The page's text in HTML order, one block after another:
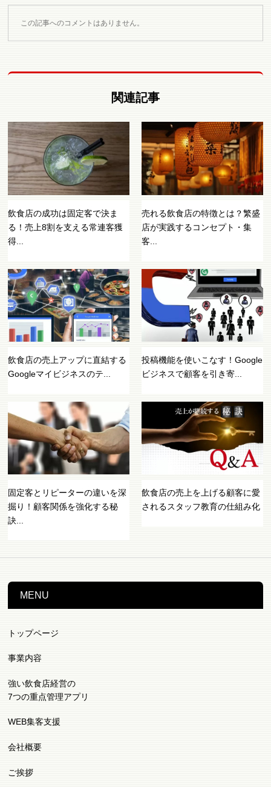
この記事へのコメントはありません。
関連記事
飲食店の成功は固定客で決ま
る！売上8割を支える常連客獲
得...
売れる飲食店の特徴とは？繁盛
店が実践するコンセプト・集
客...
飲食店の売上アップに直結する
Googleマイビジネスのテ...
投稿機能を使いこなす！Google
ビジネスで顧客を引き寄...
固定客とリピーターの違いを深
掘り！顧客関係を強化する秘
訣...
飲食店の売上を上げる顧客に愛
されるスタッフ教育の仕組み化
MENU
トップページ
事業内容
強い飲食店経営の
7つの重点管理アプリ
WEB集客支援
会社概要
ご挨拶